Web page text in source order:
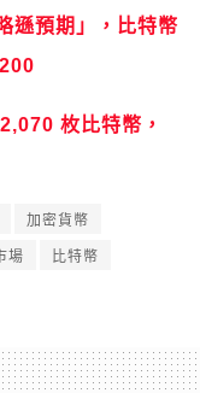
遜預期」，比特幣
枚比特幣，
加密貨幣
場 比特幣